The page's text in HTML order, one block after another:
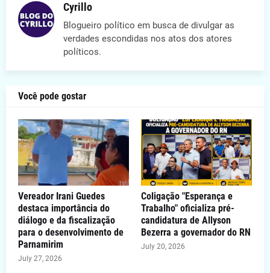
Cyrillo
Blogueiro político em busca de divulgar as
verdades escondidas nos atos dos atores
políticos.
Você pode gostar
Vereador Irani Guedes
destaca importância do
diálogo e da fiscalização
para o desenvolvimento de
Parnamirim
July 27, 2026
Coligação "Esperança e
Trabalho" oficializa pré-
candidatura de Allyson
Bezerra a governador do RN
July 20, 2026